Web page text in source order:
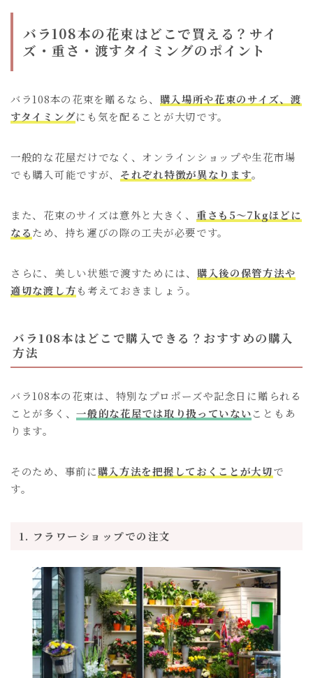
バラ108本の花束はどこで買える？サイ
ズ・重さ・渡すタイミングのポイント
バラ108本の花束を贈るなら、 購入場所や花束のサイズ、渡
すタイミングにも気を配ることが大切です。
一般的な花屋だけでなく、オンラインショップや生花市場
でも購入可能ですが、 それぞれ特徴が異なります。
また、花束のサイズは意外と大きく、 重さも5〜7kgほどに
なるため、持ち運びの際の工夫が必要です。
さらに、美しい状態で渡すためには、 購入後の保管方法や
適切な渡し方も考えておきましょう。
バラ108本はどこで購入できる？おすすめの購入
方法
バラ108本の花束は、特別なプロポーズや記念日に贈られる
ことが多く、一般的な花屋では取り扱っていないこともあ
ります。
そのため、事前に購入方法を把握しておくことが大切で
す。
1. フラワーショップでの注文